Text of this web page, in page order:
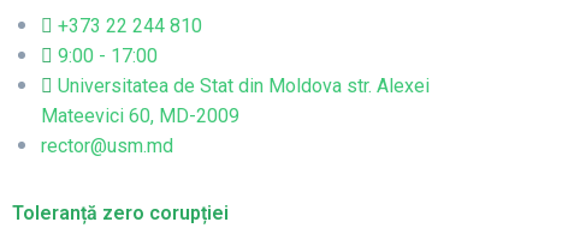
+373 22 244 810
9:00 - 17:00
Universitatea de Stat din Moldova str. Alexei
Mateevici 60, MD-2009
rector@usm.md
Toleranță zero corupției